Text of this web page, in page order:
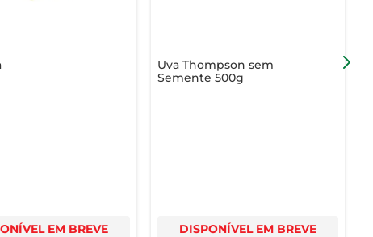
EM BREVE
Uva Thompson sem
Semente 500g
DISPONÍVEL EM BREVE